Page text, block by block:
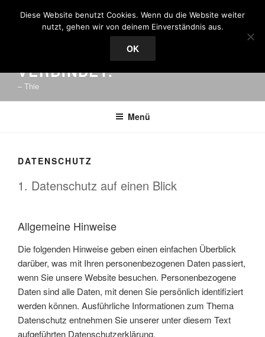
"DAS GEHIRN IST DER ORT,
DER GEFÜHL, VERSTAND
UND TUN MITEINANDER
VERBINDET."
– Thie
Menü
DATENSCHUTZ
1. Datenschutz auf einen Blick
Allgemeine Hinweise
Die folgenden Hinweise geben einen einfachen Überblick
darüber, was mit Ihren personenbezogenen Daten passiert,
wenn Sie unsere Website besuchen. Personenbezogene
Daten sind alle Daten, mit denen Sie persönlich identifiziert
werden können. Ausführliche Informationen zum Thema
Datenschutz entnehmen Sie unserer unter diesem Text
aufgeführten Datenschutzerklärung.
Diese Website benutzt Cookies. Wenn du die Website weiter
nutzt, gehen wir von deinem Einverständnis aus.
OK